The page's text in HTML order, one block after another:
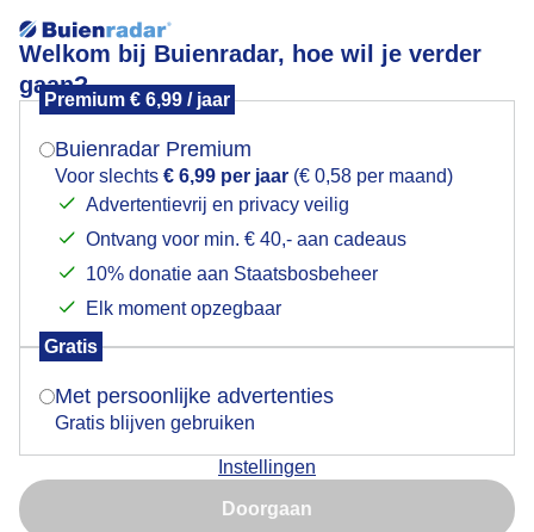
Welkom bij Buienradar, hoe wil je verder
gaan?
Premium € 6,99 / jaar
Buienradar Premium
Voor slechts € 6,99 per jaar (€ 0,58 per maand)
Advertentievrij en privacy veilig
Ontvang voor min. € 40,- aan cadeaus
10% donatie aan Staatsbosbeheer
Elk moment opzegbaar
Gratis
Met persoonlijke advertenties
Gratis blijven gebruiken
Instellingen
Doorgaan
Rond half 7 vanmorgen drijven er tal van wolken voor
de zon langs
Een licht feestje in de wolken vanmorgen.
Mogen we je locatie gebruiken voor het
Indien je hier nog geen akkoord op hebt gegeven,
verschijnt er zo een pop-up uit je browser waarin
Is goed, toon de popup
Nu niet, misschien later